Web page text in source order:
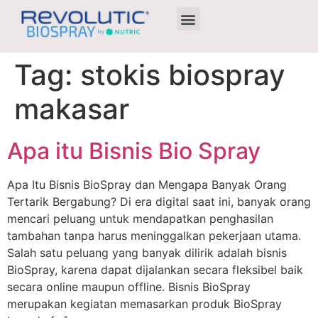
Tag: stokis biospray
makasar
Apa itu Bisnis Bio Spray
Apa Itu Bisnis BioSpray dan Mengapa Banyak Orang
Tertarik Bergabung? Di era digital saat ini, banyak orang
mencari peluang untuk mendapatkan penghasilan
tambahan tanpa harus meninggalkan pekerjaan utama.
Salah satu peluang yang banyak dilirik adalah bisnis
BioSpray, karena dapat dijalankan secara fleksibel baik
secara online maupun offline. Bisnis BioSpray
merupakan kegiatan memasarkan produk BioSpray